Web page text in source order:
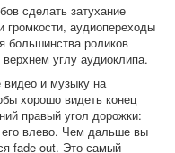
сделать затухание
громкости, аудиопереходы
большинства роликов
углу аудиоклипа.
видео и музыку на
хорошо видеть конец
правый угол дорожки:
его влево. Чем дальше вы
fade out. Это самый